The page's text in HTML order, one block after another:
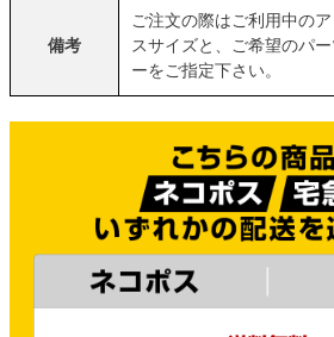
備考
ご注文の際はご利用中の
スサイズと、ご希望のパ
ーをご指定下さい。